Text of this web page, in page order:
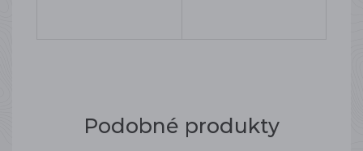
Podobné produkty